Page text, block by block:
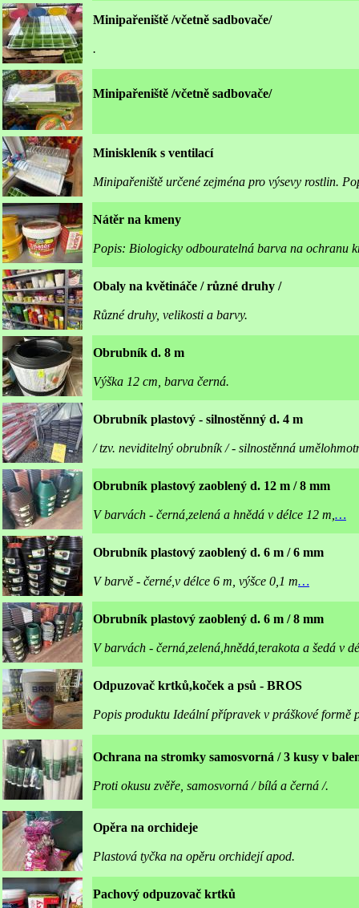
Minipařeniště /včetně sadbovače/
.
Minipařeniště /včetně sadbovače/
Miniskleník s ventilací
Minipařeniště určené zejména pro výsevy rostlin.
Nátěr na kmeny
Popis: Biologicky odbouratelná barva na ochranu
Obaly na květináče / různé druhy /
Různé druhy, velikosti a barvy.
Obrubník d. 8 m
Výška 12 cm, barva černá.
Obrubník plastový - silnostěnný d. 4 m
/ tzv. neviditelný obrubník / - silnostěnná
Obrubník plastový zaoblený d. 12 m / 8 mm
V barvách - černá,zelená a hnědá v délce 12 m, …
Obrubník plastový zaoblený d. 6 m / 6 mm
V barvě - černé,v délce 6 m, výšce 0,1 m…
Obrubník plastový zaoblený d. 6 m / 8 mm
V barvách - černá,zelená,hnědá,terakota a šedá v
Odpuzovač krtků,koček a psů - BROS
Popis produktu Ideální přípravek v práškové formě
Ochrana na stromky samosvorná / 3 kusy v
Proti okusu zvěře, samosvorná / bílá a černá /.
Opěra na orchideje
Plastová tyčka na opěru orchidejí apod.
Pachový odpuzovač krtků